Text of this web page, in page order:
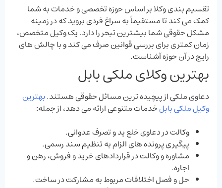
تقسیم‌ بندی وکلا بر اساس حوزه تخصصی و خدمات به شما
کمک می ‌کند تا مستقیماً به سراغ فردی بروید که در زمینه
مشکل حقوقی شما بیشترین تبحر را دارد. یک وکیل متخصص،
زمان کمتری برای بررسی قوانین صرف می‌ کند و با چالش ‌های
رایج در آن حوزه آشناست.
بهترین وکلای ملکی بابل
دعاوی ملکی از پیچیده‌ ترین مسائل حقوقی هستند.بهترین
وکیل ملکی بابلخدمات متنوعی ارائه می‌ دهد، از جمله:
وکالت در دعاوی خلع ید و تصرف عدوانی.
پیگیری پرونده ‌های الزام به تنظیم سند رسمی.
مشاوره و وکالت در قراردادهای خرید و فروش، رهن و
اجاره.
حل و فصل اختلافات مربوط به مشارکت در ساخت.